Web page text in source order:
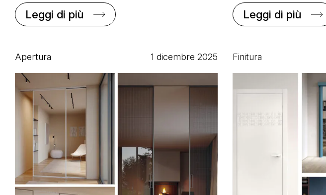
Leggi di più Leggi di più
Apertura 1 dicembre 2025 Finitura